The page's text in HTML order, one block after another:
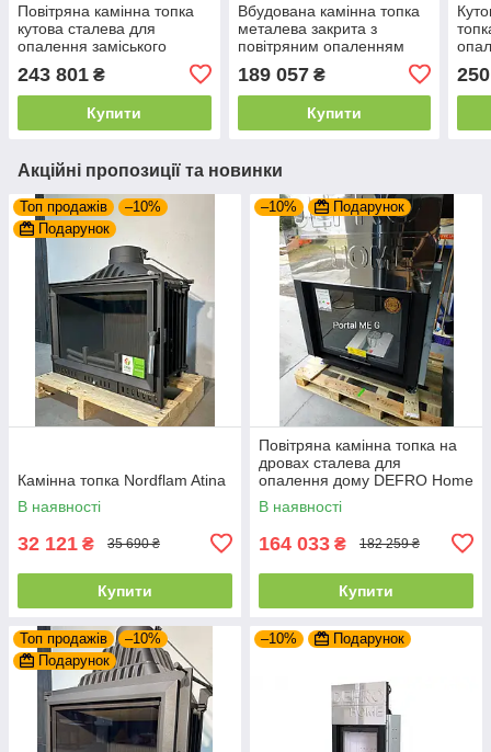
Повітряна камінна топка
кутова сталева для
опалення заміського
гільйотиною (7,5 кВт)
243 801 ₴
Купити
Вбудована камінна топка
металева закрита з
повітряним опаленням
BeF Kompakt Therm 8 (8
кВт)
189 057₴
Купити
Акційні пропозиції та новинки
Топ продажів
–10%
Подарунок
Камінна топка Nordflam Atina
В наявності
32 121 ₴ 35 690 ₴
Купити
–10% Подарунок
Повітряна камінна топка на
дровах сталева для
опалення дому DEFRO Home
PORTAL ME G з підйомними
дверцятами
В наявності
164 033 ₴ 182 259 ₴
Купити
Топ продажів
–10%
Подарунок
–10% Подарунок